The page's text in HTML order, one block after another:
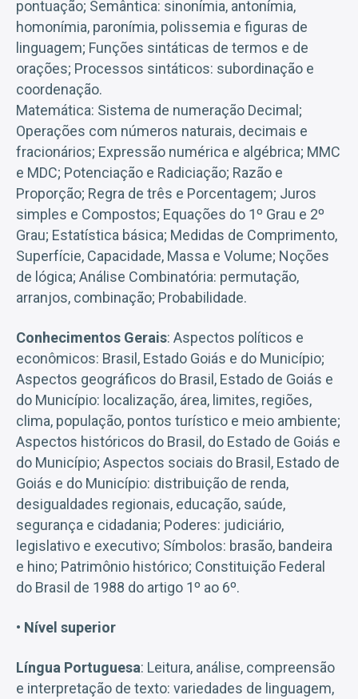
pontuação; Semântica: sinonímia, antonímia,
homonímia, paronímia, polissemia e figuras de
linguagem; Funções sintáticas de termos e de
orações; Processos sintáticos: subordinação e
coordenação.
Matemática: Sistema de numeração Decimal;
Operações com números naturais, decimais e
fracionários; Expressão numérica e algébrica; MMC
e MDC; Potenciação e Radiciação; Razão e
Proporção; Regra de três e Porcentagem; Juros
simples e Compostos; Equações do 1º Grau e 2º
Grau; Estatística básica; Medidas de Comprimento,
Superfície, Capacidade, Massa e Volume; Noções
de lógica; Análise Combinatória: permutação,
arranjos, combinação; Probabilidade.
Conhecimentos Gerais: Aspectos políticos e
econômicos: Brasil, Estado Goiás e do Município;
Aspectos geográficos do Brasil, Estado de Goiás e
do Município: localização, área, limites, regiões,
clima, população, pontos turístico e meio ambiente;
Aspectos históricos do Brasil, do Estado de Goiás e
do Município; Aspectos sociais do Brasil, Estado de
Goiás e do Município: distribuição de renda,
desigualdades regionais, educação, saúde,
segurança e cidadania; Poderes: judiciário,
legislativo e executivo; Símbolos: brasão, bandeira
e hino; Patrimônio histórico; Constituição Federal
do Brasil de 1988 do artigo 1º ao 6º.
• Nível superior
Língua Portuguesa: Leitura, análise, compreensão
e interpretação de texto: variedades de linguagem,